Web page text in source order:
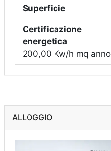
Superficie
Certificazione
energetica
200,00 Kw/h mq anno
ALLOGGIO